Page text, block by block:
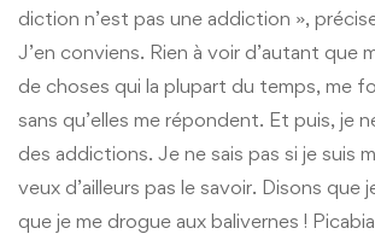
diction n’est pas une addiction »,
J’en conviens. Rien à voir d’autant que
de choses qui la plupart du temps, me
sans qu’elles me répondent. Et puis, je
des addictions. Je ne sais pas si je suis
veux d’ailleurs pas le savoir. Disons que
que je me drogue aux balivernes !